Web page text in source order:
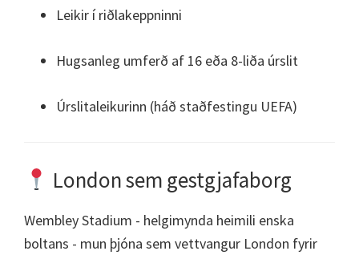
Leikir í riðlakeppninni
Hugsanleg umferð af 16 eða 8-liða úrslit
Úrslitaleikurinn (háð staðfestingu UEFA)
London sem gestgjafaborg
Wembley Stadium - helgimynda heimili enska
boltans - mun þjóna sem vettvangur London fyrir